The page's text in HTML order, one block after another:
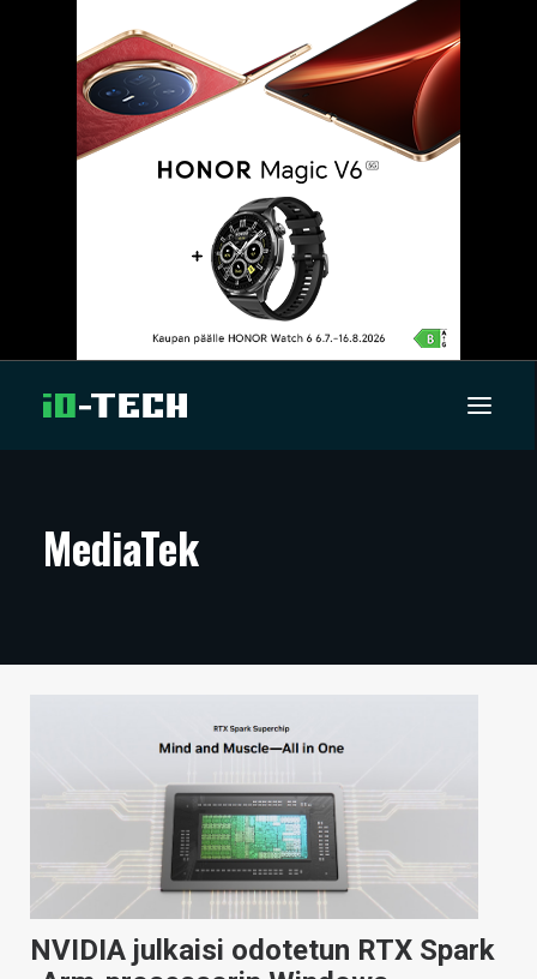
ARTIKKELIT
TECHBBS
VAIHDA TEEMA
MediaTek
NVIDIA julkaisi odotetun RTX Spark